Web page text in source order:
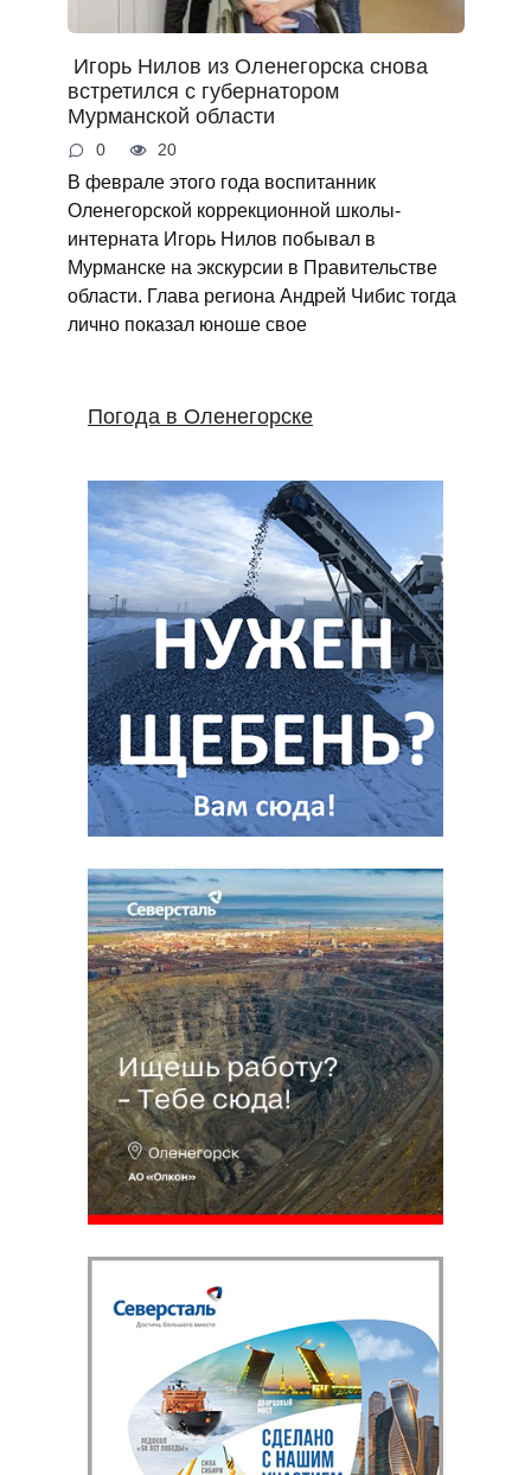
Игорь Нилов из Оленегорска снова
встретился с губернатором
Мурманской области
0 20
В феврале этого года воспитанник
Оленегорской коррекционной школы-
интерната Игорь Нилов побывал в
Мурманске на экскурсии в Правительстве
области. Глава региона Андрей Чибис тогда
лично показал юноше свое
Погода в Оленегорске